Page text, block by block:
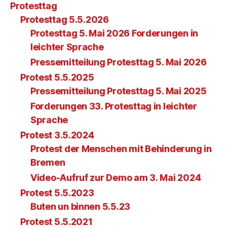
Protesttag
Protesttag 5.5.2026
Protesttag 5. Mai 2026 Forderungen in
leichter Sprache
Pressemitteilung Protesttag 5. Mai 2026
Protest 5.5.2025
Pressemitteilung Protesttag 5. Mai 2025
Forderungen 33. Protesttag in leichter
Sprache
Protest 3.5.2024
Protest der Menschen mit Behinderung in
Bremen
Video-Aufruf zur Demo am 3. Mai 2024
Protest 5.5.2023
Buten un binnen 5.5.23
Protest 5.5.2021